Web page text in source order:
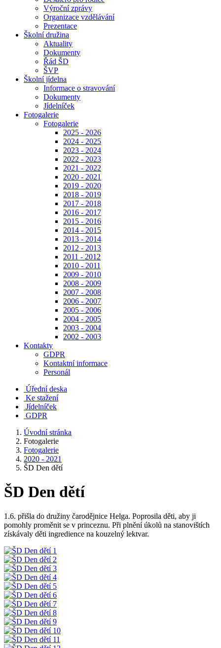
Výroční zprávy
Organizace vzdělávání
Prezentace
Školní družina
Aktuality
Dokumenty
Řád ŠD
ŠVP
Školní jídelna
Informace o stravování
Dokumenty
Jídelníček
Fotogalerie
Fotogalerie
2025 - 2026
2024 - 2025
2023 - 2024
2022 - 2023
2021 - 2022
2020 - 2021
2019 - 2020
2018 - 2019
2017 - 2018
2016 - 2017
2015 - 2016
2014 - 2015
2013 - 2014
2012 - 2013
2011 - 2012
2010 - 2011
2009 - 2010
2008 - 2009
2007 - 2008
2006 - 2007
2005 - 2006
2004 - 2005
2003 - 2004
2002 - 2003
Kontakty
GDPR
Kontaktní informace
Personál
Úřední deska
Ke stažení
Jídelníček
GDPR
Úvodní stránka
Fotogalerie
Fotogalerie
2020 - 2021
ŠD Den dětí
ŠD Den dětí
1.6. přišla do družiny čarodějnice Helga. Poprosila děti, aby ji
pomohly proměnit se v princeznu. Při plnění úkolů na stanovištích
získávaly děti ingredience na kouzelný lektvar.